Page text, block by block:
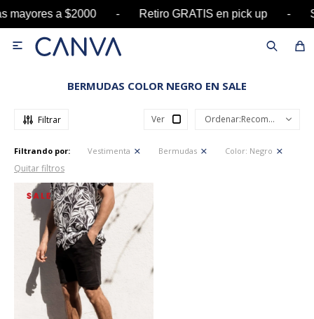
mayores a $2000 - Retiro GRATIS en pick

BERMUDAS COLOR NEGRO EN SALE
Ver Recomendados
Filtrando por: Vestimenta Bermudas Color: Negro
Quitar filtros